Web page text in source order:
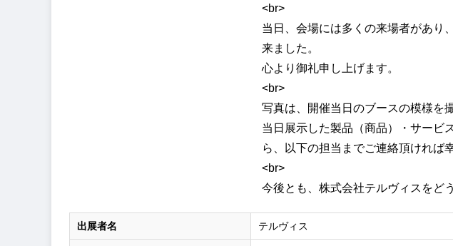
<br>
当日、会場には多くの来場者があり
来ました。
心より御礼申し上げます。
<br>
写真は、開催当日のブースの模様を
当日展示した製品（商品）・サービ
ら、以下の担当までご連絡頂ければ
<br>
今後とも、株式会社テルヴィスをど
出展者名 テルヴィス